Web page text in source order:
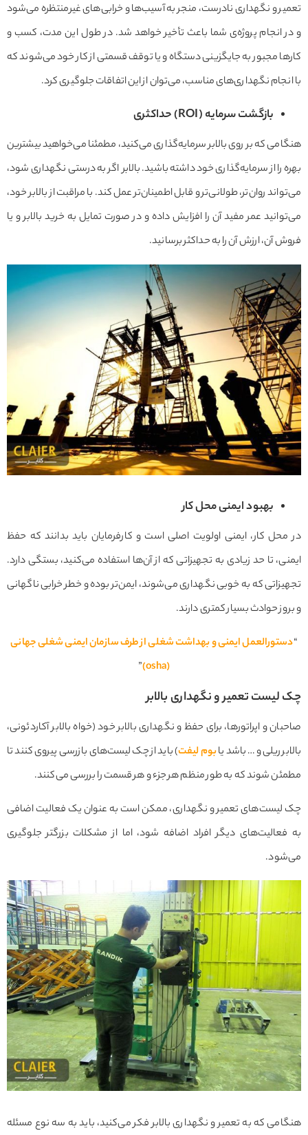
تعمیر و نگهداری نادرست، منجر به آسیب‌ها و خرابی‌های غیرمنتظره می‌شود
و در انجام پروژه‌ی شما باعث تأخیر خواهد شد. در طول این مدت، کسب و
کارها مجبور به جایگزینی دستگاه و یا توقف قسمتی از کار خود می‌شوند که
با انجام نگهداری‌های مناسب، می‌توان از این اتفاقات جلوگیری کرد.
بازگشت سرمایه (ROI) حداکثری
هنگامی که بر روی بالابر سرمایه‌گذاری می‌کنید، مطمئنا می‌خواهید بیشترین
بهره را از سرمایه‌گذاری خود داشته باشید. بالابر اگر به درستی نگهداری شود،
می‌تواند روان‌تر، طولانی‌تر و قابل اطمینان‌تر عمل کند. با مراقبت از بالابر خود،
می‌توانید عمر مفید آن را افزایش داده و در صورت تمایل به خرید بالابر و یا
فروش آن، ارزش آن را به حداکثر برسانید.
بهبود ایمنی محل کار
در محل کار، ایمنی اولویت اصلی است و کارفرمایان باید بدانند که حفظ
ایمنی، تا حد زیادی به تجهیزاتی که از آن‌ها استفاده می‌کنید، بستگی دارد.
تجهیزاتی که به خوبی نگهداری می‌شوند، ایمن‌تر بوده و خطر خرابی ناگهانی
و بروز حوادث بسیار کمتری دارند.
“دستورالعمل ایمنی و بهداشت شغلی از طرف سازمان ایمنی شغلی جهانی
(osha)
”
چک لیست تعمیر و نگهداری بالابر
صاحبان و اپراتورها، برای حفظ و نگهداری بالابر خود (خواه بالابر آکاردئونی،
بالابر ریلی و … باشد یابوم لیفت) باید از چک لیست‌های بازرسی پیروی کنند تا
مطمئن شوند که به طور منظم هر جزء و هر قسمت را بررسی می‌کنند.
چک لیست‌های تعمیر و نگهداری، ممکن است به عنوان یک فعالیت اضافی
به فعالیت‌های دیگر افراد اضافه شود، اما از مشکلات بزرگتر جلوگیری
می‌شود.
هنگامی که به تعمیر و نگهداری بالابر فکر می‌کنید، باید به سه نوع مسئله